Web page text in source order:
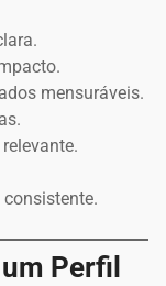
mensuráveis.
Perfil